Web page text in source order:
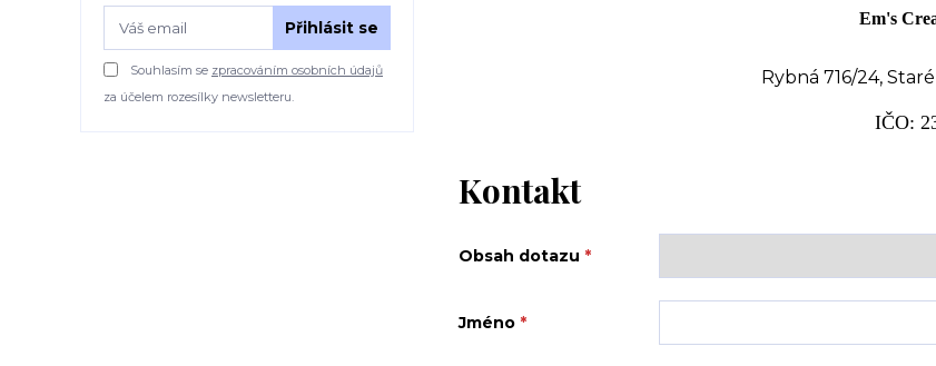
Přihlásit se
Souhlasím se zpracováním osobních údajů
za účelem rozesílky newsletteru.
Em's
Rybná 716/24,
IČO:
Kontakt
Obsah dotazu *
Jméno *